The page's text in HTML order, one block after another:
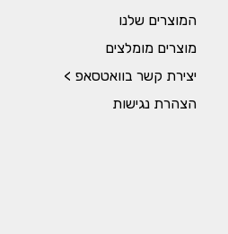
המוצרים שלנו
מוצרים מומלצים
יצירת קשר בוואטסאפ >
הצהרת נגישות